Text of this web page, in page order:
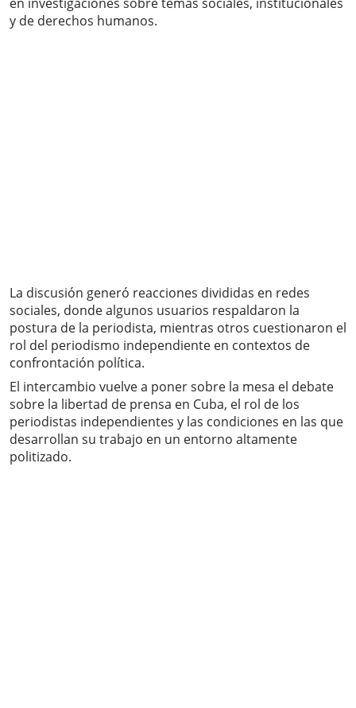
y de derechos humanos.
La discusión generó reacciones divididas en redes
sociales, donde algunos usuarios respaldaron la
postura de la periodista, mientras otros cuestionaron el
rol del periodismo independiente en contextos de
confrontación política.
El intercambio vuelve a poner sobre la mesa el debate
sobre la libertad de prensa en Cuba, el rol de los
periodistas independientes y las condiciones en las que
desarrollan su trabajo en un entorno altamente
politizado.